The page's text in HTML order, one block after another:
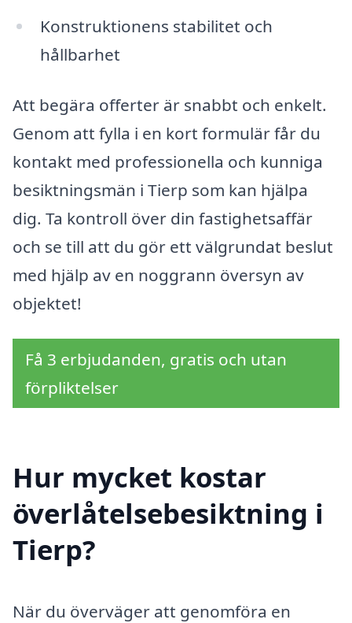
Konstruktionens stabilitet och
hållbarhet
Att begära offerter är snabbt och enkelt.
Genom att fylla i en kort formulär får du
kontakt med professionella och kunniga
besiktningsmän i Tierp som kan hjälpa
dig. Ta kontroll över din fastighetsaffär
och se till att du gör ett välgrundat beslut
med hjälp av en noggrann översyn av
objektet!
Få 3 erbjudanden, gratis och utan
förpliktelser
Hur mycket kostar
överlåtelsebesiktning i
Tierp?
När du överväger att genomföra en